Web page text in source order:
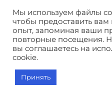
Политика
Соглашение о
Мы используем файлы
чтобы предоставить
опыт, запоминая ваши
повторные посещения.
вы соглашаетесь на
cookie.
Принять